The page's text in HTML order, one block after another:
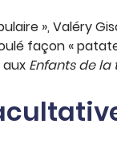
», Valéry
façon «
Enfants de la